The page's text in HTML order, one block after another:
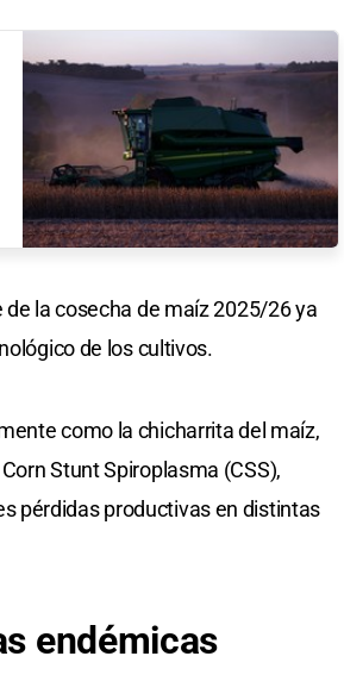
la cosecha de maíz 2025/26 ya
de los cultivos.
como la chicharrita del maíz,
Stunt Spiroplasma (CSS),
pérdidas productivas en distintas
endémicas